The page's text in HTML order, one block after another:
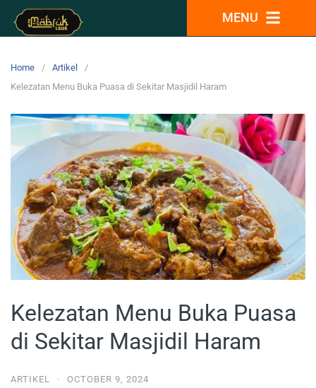
MENU
Home
Artikel
Kelezatan Menu Buka Puasa di Sekitar Masjidil Haram
Kelezatan Menu Buka Puasa
di Sekitar Masjidil Haram
ARTIKEL · OCTOBER 9, 2024